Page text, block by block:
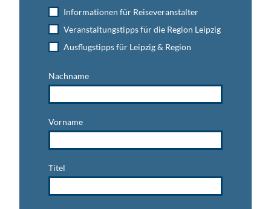
Informationen für Reiseveranstalter
Veranstaltungstipps für die Region Leipzig
Ausflugstipps für Leipzig & Region
Nachname
Vorname
Titel